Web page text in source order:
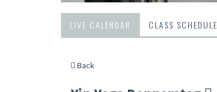
LIVE CALENDAR CLASS SCHEDULE
Back